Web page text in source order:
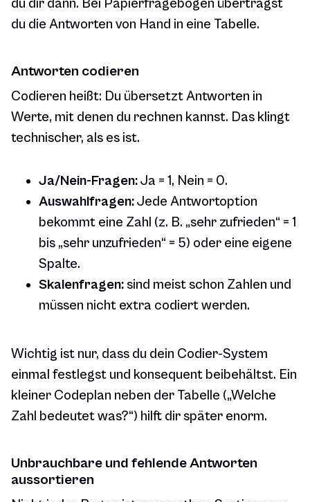
du dir dann. Bei Papierfragebögen überträgst
du die Antworten von Hand in eine Tabelle.
Antworten codieren
Codieren heißt: Du übersetzt Antworten in
Werte, mit denen du rechnen kannst. Das klingt
technischer, als es ist.
Ja/Nein-Fragen:Ja = 1, Nein = 0.
Auswahlfragen:Jede Antwortoption
bekommt eine Zahl (z. B. „sehr zufrieden“ = 1
bis „sehr unzufrieden“ = 5) oder eine eigene
Spalte.
Skalenfragen:sind meist schon Zahlen und
müssen nicht extra codiert werden.
Wichtig ist nur, dass du dein Codier-System
einmal festlegst und konsequent beibehältst. Ein
kleiner Codeplan neben der Tabelle („Welche
Zahl bedeutet was?“) hilft dir später enorm.
Unbrauchbare und fehlende Antworten
aussortieren